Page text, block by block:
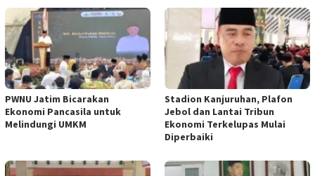
PWNU Jatim Bicarakan
Ekonomi Pancasila untuk
Melindungi UMKM
Stadion Kanjuruhan, Plafon
Jebol dan Lantai Tribun
Ekonomi Terkelupas Mulai
Diperbaiki